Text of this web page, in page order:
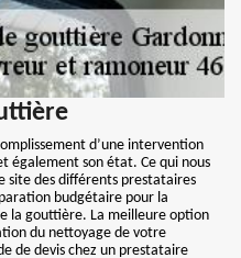
d’une intervention
également son état. Ce qui nous
site des différents prestataires
budgétaire pour la
la gouttière. La meilleure option
du nettoyage de votre
de devis chez un prestataire